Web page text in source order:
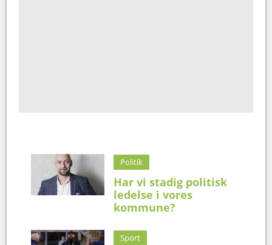
Politik
Har vi stadig politisk
ledelse i vores
kommune?
Sport